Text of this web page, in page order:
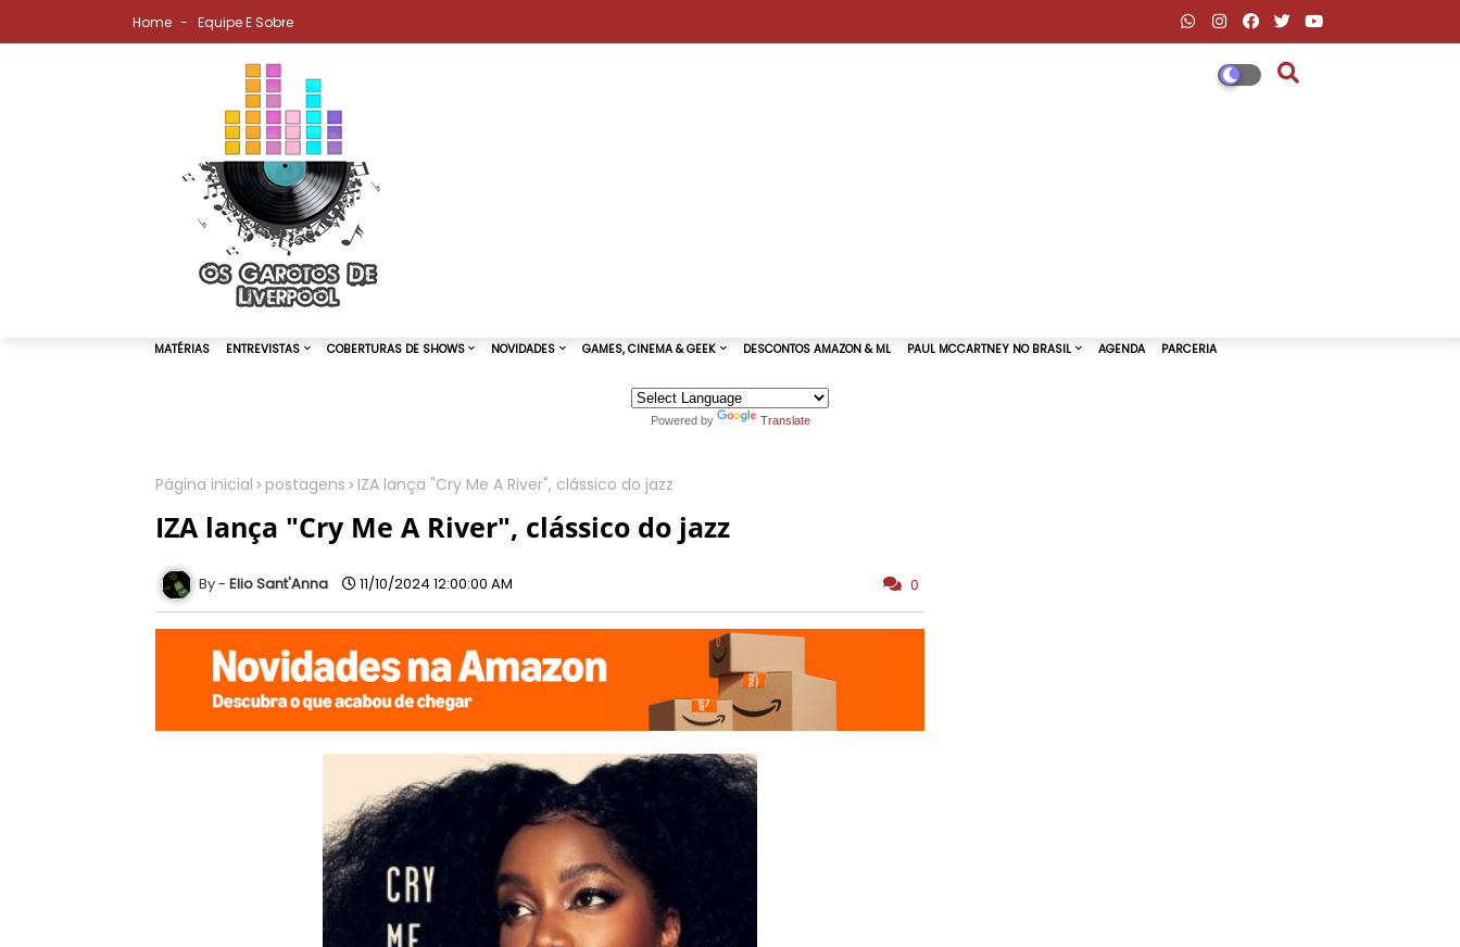
Home Equipe E Sobre
Powered by Translate
Página inicial postagens IZA lança "Cry Me A River", clássico do jazz
IZA lança "Cry Me A River", clássico do jazz
Elio Sant'Anna 11/10/2024 12:00:00 AM 0